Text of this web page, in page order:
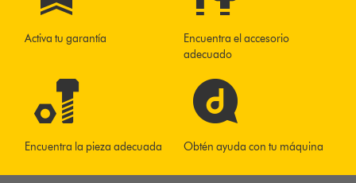
Activa tu garantía
Encuentra el accesorio
adecuado
Encuentra la pieza adecuada Obtén ayuda con tu máquina